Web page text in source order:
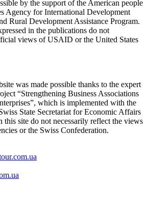
by the support of the American people
Agency for International Development
Rural Development Assistance Program.
in the publications do not
views of USAID or the United States
was made possible thanks to the expert
“Strengthening Business Associations
which is implemented with the
State Secretariat for Economic Affairs
this site do not necessarily reflect the views
or the Swiss Confederation.